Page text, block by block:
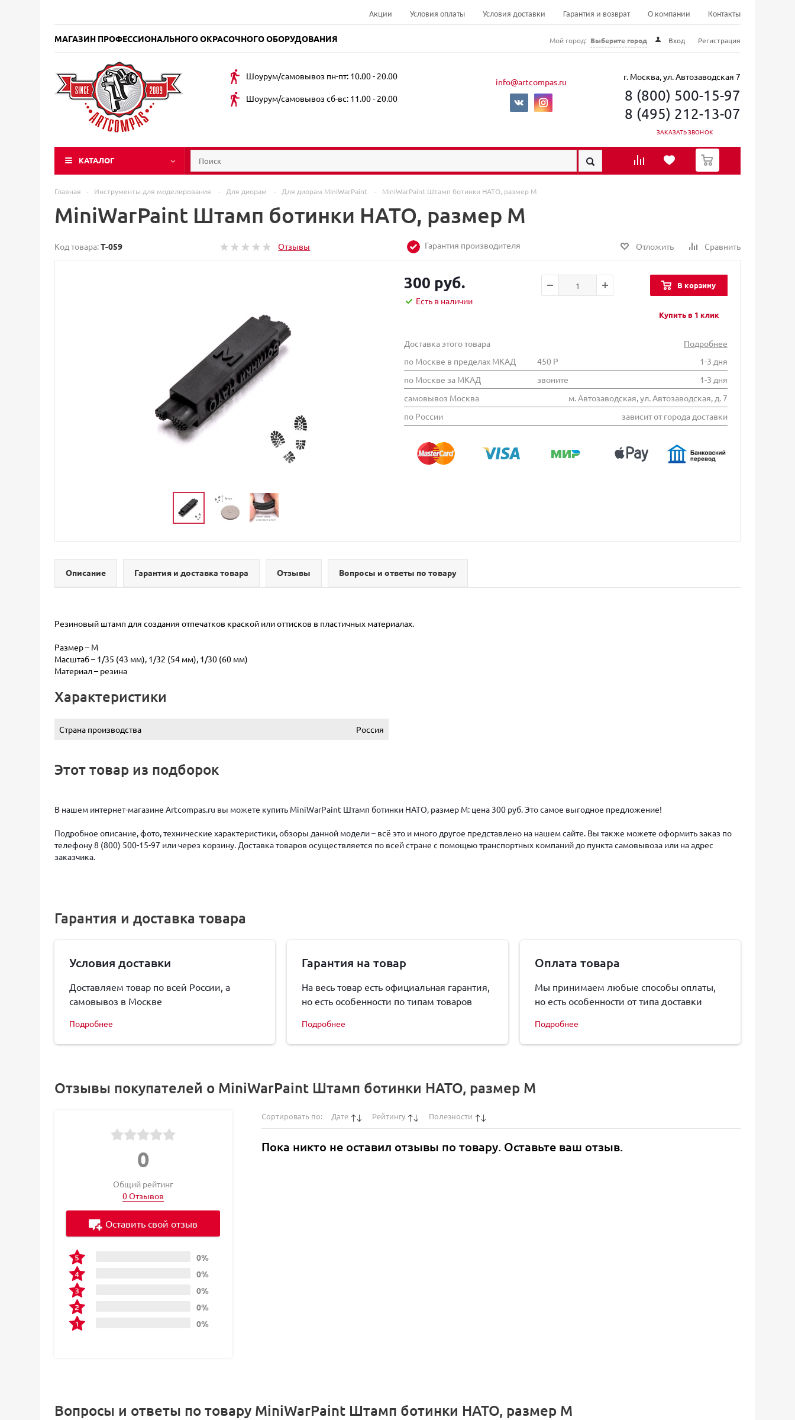
Акции Условия оплаты Условия доставки Гарантия и возврат О компании Контакты
МАГАЗИН ПРОФЕССИОНАЛЬНОГО ОКРАСОЧНОГО ОБОРУДОВАНИЯ Мой город: Выберите город Вход Регистрация
Шоурум/самовывоз пн-пт: 10.00 - 20.00
Шоурум/самовывоз сб-вс: 11.00 - 20.00
info@artcompas.ru г. Москва, ул. Автозаводская 7
8 (800) 500-15-97
8 (495) 212-13-07
ЗАКАЗАТЬ ЗВОНОК
КАТАЛОГ
0
Главная - Инструменты для моделирования - Для диорам - Для диорам MiniWarPaint - MiniWarPaint Штамп ботинки НАТО, размер M
MiniWarPaint Штамп ботинки НАТО, размер M
Код товара:T-059 Отзывы Гарантия производителя Отложить Сравнить
300 руб.
Есть в наличии
В корзину
Купить в 1 клик
Доставка этого товара
Подробнее
по Москве в пределах МКАД
450 Р
1-3 дня
по Москве за МКАД
звоните
1-3 дня
самовывоз Москва
м. Автозаводская, ул. Автозаводская, д. 7
по России
зависит от города доставки
Описание Гарантия и доставка товара Отзывы Вопросы и ответы по товару
Резиновый штамп для создания отпечатков краской или оттисков в пластичных материалах.
Размер – M
Масштаб – 1/35 (43 мм), 1/32 (54 мм), 1/30 (60 мм)
Материал – резина
Характеристики
Страна производства Россия
Этот товар из подборок
В нашем интернет-магазине Artcompas.ru вы можете купить MiniWarPaint Штамп ботинки НАТО, размер M: цена 300 руб. Это самое выгодное предложение!
Подробное описание, фото, технические характеристики, обзоры данной модели – всё это и много другое представлено на нашем сайте. Вы также можете оформить заказ по
телефону 8 (800) 500-15-97 или через корзину. Доставка товаров осуществляется по всей стране с помощью транспортных компаний до пункта самовывоза или на адрес
заказчика.
Гарантия и доставка товара
Условия доставки
Доставляем товар по всей России, а
самовывоз в Москве
Подробнее
Гарантия на товар
На весь товар есть официальная гарантия,
но есть особенности по типам товаров
Подробнее
Оплата товара
Мы принимаем любые способы оплаты,
но есть особенности от типа доставки
Подробнее
Отзывы покупателей о MiniWarPaint Штамп ботинки НАТО, размер M
0
Общий рейтинг
0 Отзывов
0%
0%
0%
0%
0%
Оставить свой отзыв
Сортировать по: Дате Рейтингу Полезности
Пока никто не оставил отзывы по товару. Оставьте ваш отзыв.
Вопросы и ответы по товару MiniWarPaint Штамп ботинки НАТО, размер M